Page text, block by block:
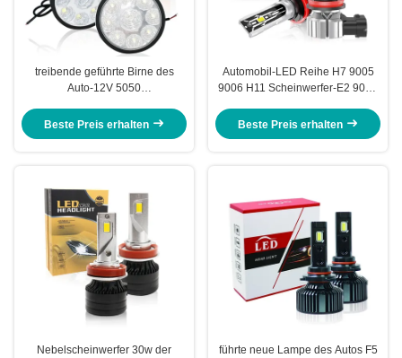
treibende geführte Birne des
Auto-12V 5050
geführte Tagespositionslampe
Beste Preis erhalten
Automobil-LED Reihe H7 9005
9006 H11 Scheinwerfer-E2 9012
Beste Preis erhalten
Nebelscheinwerfer 30w der
führte neue Lampe des Autos F5